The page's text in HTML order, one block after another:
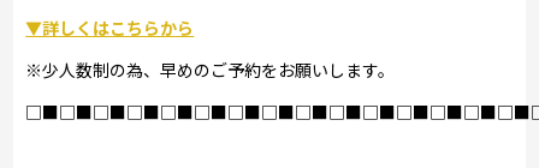
▼詳しくはこちらから
※少人数制の為、早めのご予約をお願いします。